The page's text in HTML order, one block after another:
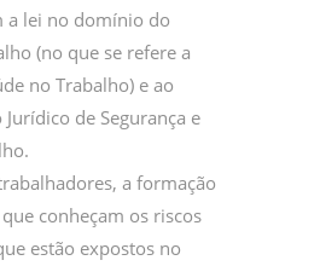
a lei no domínio do
(no que se refere a
no Trabalho) e ao
de Segurança e
a formação
conheçam os riscos
estão expostos no